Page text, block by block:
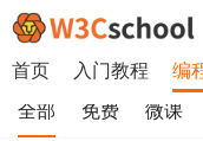
首页 入门教程 编
全部 免费 微课